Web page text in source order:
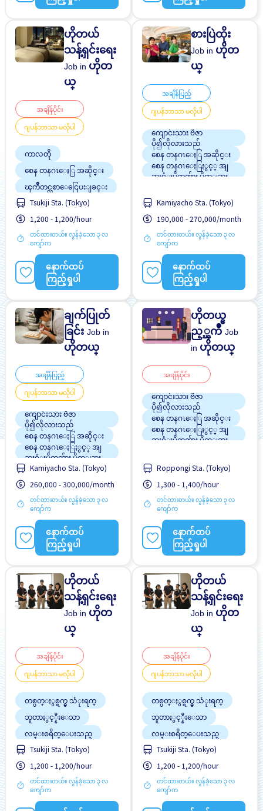
ျမွင့္တင္သည္
ျမွင့္တင္သည္
ဟိုတယ်
သန့်ရှင်းရေး
Job in ဟိုတ
ယ္
အချိန်ပိုင်း
ဂျပန်ဘာသာ မလိုပါ
ကာလတို
စေန တနဂၤေႏြ အဆိုင္း
ၾကိဳတင္လစာေငြေပးျခင္း
ဘူတာႏွင့္နီးေသာ
လမ္းစရိတ္ေပးသည္
အမျိုးသမီး ပို၍လိုလားသည်
အမျိုးသား ပို၍လိုလားသည်
အလုပ္အေတြ႕အၾကံဳရွိရန္မ
လို
အလုပ္ေလွ်ာက္စာ မလုိပါ
Tsukiji Sta. (Tokyo)
1,200 - 1,200/hour
တင်ထားတယ်။ လွန်ခဲ့သော ၃ လ
ကျော်က
နောက်ထပ်
ကြည့်ရှုပါ
စားပြဲထိုး
Job in ဟိုတ
ယ္
အချိန်ပြည့်
ဂျပန်ဘာသာ မလိုပါ
ကျောင်းသား ဗီဇာ
ပို၍လိုလားသည်
စေန တနဂၤေႏြ အဆိုင္း
စေန တနဂၤေႏြႏွင့္ အျ
ခားရံုးပိတ္ရက္မ်ား ပိတ္ျခား
မနက္အဆိုင္း
လမ္းစရိတ္ေပးသည္
အချိန်ပြည့် အလုပ်လုပ်ခွင့်ရ
ရန် အခွင့်အရေးရှိသည်
ႏိုင္ငံျခားသားအလုပ္
Kamiyacho Sta. (Tokyo)
190,000 - 270,000/month
တင်ထားတယ်။ လွန်ခဲ့သော ၃ လ
ကျော်က
နောက်ထပ်
ကြည့်ရှုပါ
ချက်ပြုတ်
ခြင်းJob in
ဟိုတယ္
အချိန်ပြည့်
ဂျပန်ဘာသာ မလိုပါ
ကျောင်းသား ဗီဇာ
ပို၍လိုလားသည်
စေန တနဂၤေႏြ အဆိုင္း
စေန တနဂၤေႏြႏွင့္ အျ
ခားရံုးပိတ္ရက္မ်ား ပိတ္ျခား
ပရိုမိုးရွင္း
ဘောနပ်စ်
မနက္အဆိုင္း
လမ္းစရိတ္ေပးသည္
အချိန်ပြည့် အလုပ်လုပ်ခွင့်ရ
ရန် အခွင့်အရေးရှိသည်
ႏိုင္ငံျခားသားအလုပ္
Kamiyacho Sta. (Tokyo)
260,000 - 300,000/month
တင်ထားတယ်။ လွန်ခဲ့သော ၃ လ
ကျော်က
နောက်ထပ်
ကြည့်ရှုပါ
ဟိုတယ္ဧ
ည့္ၾကိဳJob
in ဟိုတယ္
အချိန်ပိုင်း
ကျောင်းသား ဗီဇာ
ပို၍လိုလားသည်
စေန တနဂၤေႏြ အဆိုင္း
စေန တနဂၤေႏြႏွင့္ အျ
ခားရံုးပိတ္ရက္မ်ား ပိတ္ျခား
လမ္းစရိတ္ေပးသည္
အလားအလာရှိသည်
အမျိုးသမီး ပို၍လိုလားသည်
အမျိုးသား ပို၍လိုလားသည်
အလုပ္အေတြ႕အၾကံဳရွိရန္မ
လို
Roppongi Sta. (Tokyo)
1,300 - 1,400/hour
တင်ထားတယ်။ လွန်ခဲ့သော ၃ လ
ကျော်က
နောက်ထပ်
ကြည့်ရှုပါ
ဟိုတယ်
သန့်ရှင်းရေး
Job in ဟိုတ
ယ္
အချိန်ပိုင်း
ဂျပန်ဘာသာ မလိုပါ
တစ္ပတ္ႏွစ္ရက္မွ သံုးရက္
ဘူတာႏွင့္နီးေသာ
လမ္းစရိတ္ေပးသည္
အမျိုးသမီး ပို၍လိုလားသည်
အလုပ္အေတြ႕အၾကံဳရွိရန္မ
လို
ႏိုင္ငံျခားသားအလုပ္
ဂ်ပန္စာမတတ္လည္းအဆ
င္ေျပသည္
Tsukiji Sta. (Tokyo)
1,200 - 1,200/hour
တင်ထားတယ်။ လွန်ခဲ့သော ၃ လ
ကျော်က
ဟိုတယ်
သန့်ရှင်းရေး
Job in ဟိုတ
ယ္
အချိန်ပိုင်း
ဂျပန်ဘာသာ မလိုပါ
တစ္ပတ္ႏွစ္ရက္မွ သံုးရက္
ဘူတာႏွင့္နီးေသာ
လမ္းစရိတ္ေပးသည္
အမျိုးသမီး ပို၍လိုလားသည်
ႏိုင္ငံျခားသားအလုပ္
ဂ်ပန္စာမတတ္လည္းအဆ
င္ေျပသည္
ျမွင့္တင္သည္
Tsukiji Sta. (Tokyo)
1,200 - 1,200/hour
တင်ထားတယ်။ လွန်ခဲ့သော ၃ လ
ကျော်က